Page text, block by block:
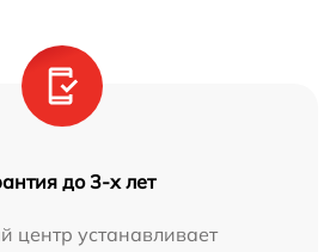
до 3-х лет
центр устанавливает